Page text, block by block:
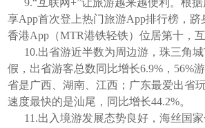
9.“互联网+”让旅游越来越便利。根
享App首次登上热门旅游App排行榜，
香港App（MTR港铁轻铁）位居第十，
10.出省游近半数为周边游，珠三角
假，出省游客总数同比增长6.9%，56%
省是广西、湖南、江西；广东最爱出省
速度最快的是汕尾，同比增长44.2%。
11.出入境游发展态势良好，海丝国